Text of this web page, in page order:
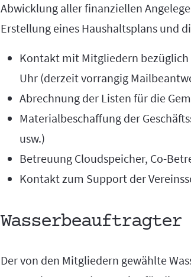
Abwicklung aller finanziellen
Erstellung eines Haushaltsplans und
Kontakt mit Mitgliedern bezüglich
Uhr (derzeit vorrangig
Abrechnung der Listen für die
Materialbeschaffung der
usw.)
Betreuung Cloudspeicher, Co-
Kontakt zum Support der
Wasserbeauftragter
Der von den Mitgliedern gewählte